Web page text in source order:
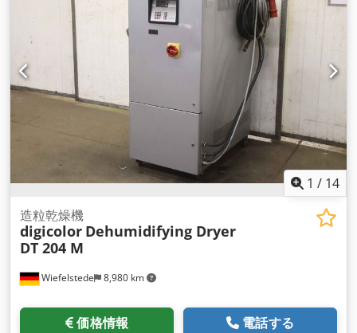
1 / 14
Wiefelstede 8,980 km
造粒乾燥機
digicolor Dehumidifying Dryer
DT 204 M
価格情報 電話する